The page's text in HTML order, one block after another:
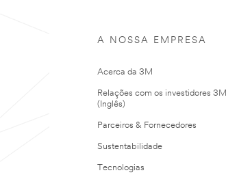
A NOSSA EMPRESA
Acerca da 3M
Relações com os investidores 3M
(Inglês)
Parceiros & Fornecedores
Sustentabilidade
Tecnologias